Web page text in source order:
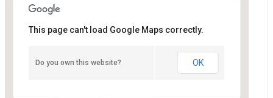
Treibhaus
This page can't load Google Maps correctly.
Do you own this website? OK